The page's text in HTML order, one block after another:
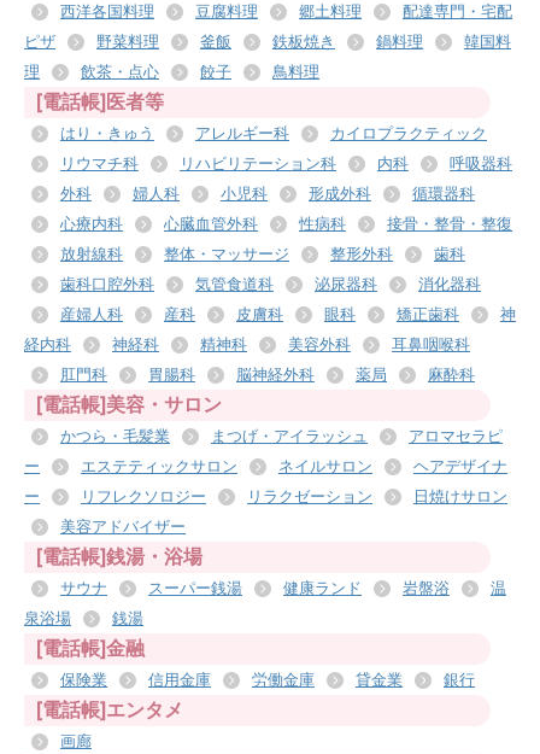
西洋各国料理
豆腐料理 郷土料理
配達専門・宅配
ピザ
野菜料理 釜飯 鉄板焼き 鍋料理
韓国料
理
飲茶・点心 餃子 鳥料理
[電話帳]医者等
はり・きゅう アレルギー科
カイロプラクティック
リウマチ科
リハビリテーション科 内科
呼吸器科
外科
婦人科 小児科 形成外科
循環器科
心療内科
心臓血管外科 性病科
接骨・整骨・整復
放射線科
整体・マッサージ 整形外科
歯科
歯科口腔外科
気管食道科 泌尿器科
消化器科
産婦人科
産科 皮膚科 眼科 矯正歯科
神
経内科
神経科 精神科 美容外科
耳鼻咽喉科
肛門科
胃腸科 脳神経外科 薬局 麻酔科
[電話帳]美容・サロン
かつら・毛髪業 まつげ・アイラッシュ
アロマセラピ
ー
エステティックサロン ネイルサロン
ヘアデザイナ
ー
リフレクソロジー リラクゼーション
日焼けサロン
美容アドバイザー
[電話帳]銭湯・浴場
サウナ スーパー銭湯 健康ランド 岩盤浴
温
泉浴場
銭湯
[電話帳]金融
保険業 信用金庫 労働金庫 貸金業 銀行
[電話帳]エンタメ
画廊